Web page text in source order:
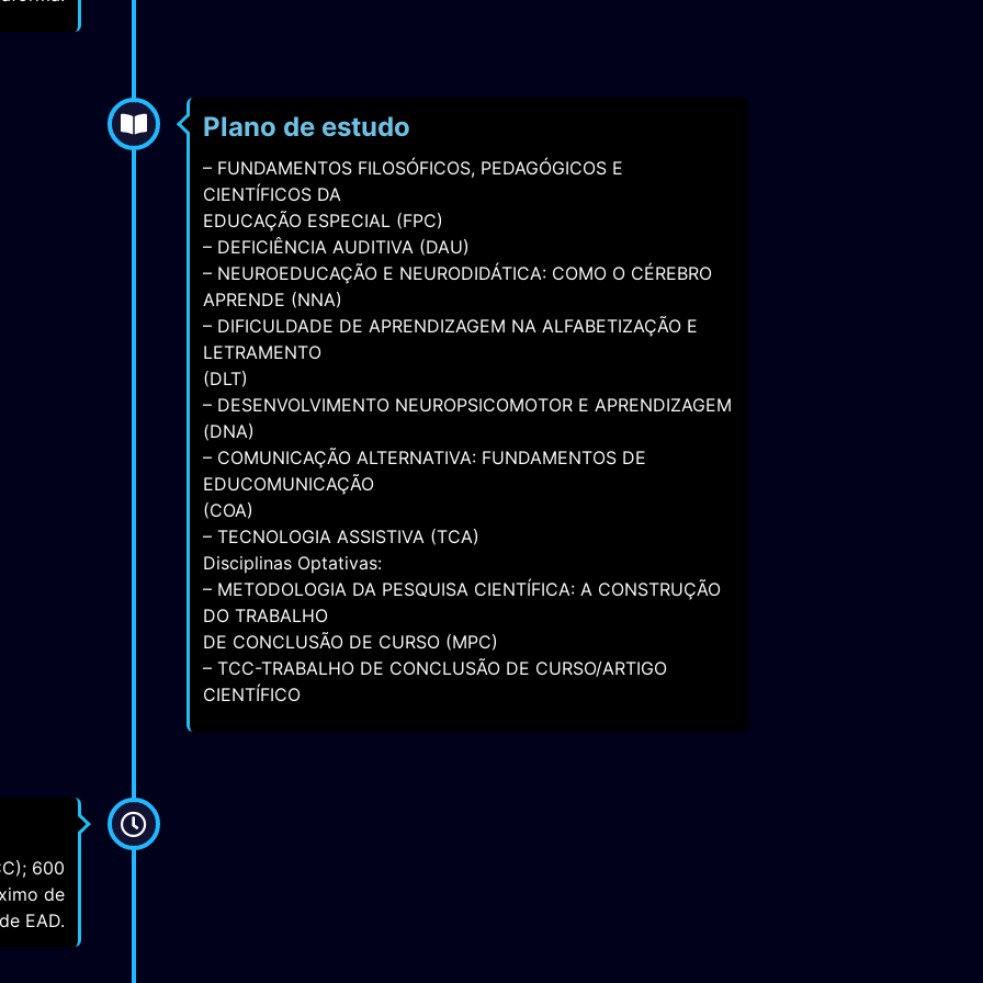
Plano de estudo
– FUNDAMENTOS FILOSÓFICOS, PEDAGÓGICOS E
CIENTÍFICOS DA
EDUCAÇÃO ESPECIAL (FPC)
– DEFICIÊNCIA AUDITIVA (DAU)
– NEUROEDUCAÇÃO E NEURODIDÁTICA: COMO O CÉREBRO
APRENDE (NNA)
– DIFICULDADE DE APRENDIZAGEM NA ALFABETIZAÇÃO E
LETRAMENTO
(DLT)
– DESENVOLVIMENTO NEUROPSICOMOTOR E APRENDIZAGEM
(DNA)
– COMUNICAÇÃO ALTERNATIVA: FUNDAMENTOS DE
EDUCOMUNICAÇÃO
(COA)
– TECNOLOGIA ASSISTIVA (TCA)
Disciplinas Optativas:
– METODOLOGIA DA PESQUISA CIENTÍFICA: A CONSTRUÇÃO
DO TRABALHO
DE CONCLUSÃO DE CURSO (MPC)
CIENTÍFICO
600
de